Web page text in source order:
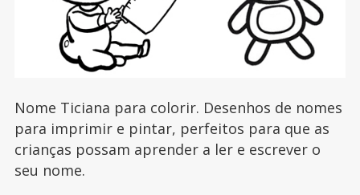
Nome Ticiana para colorir. Desenhos de nomes
para imprimir e pintar, perfeitos para que as
crianças possam aprender a ler e escrever o
seu nome.